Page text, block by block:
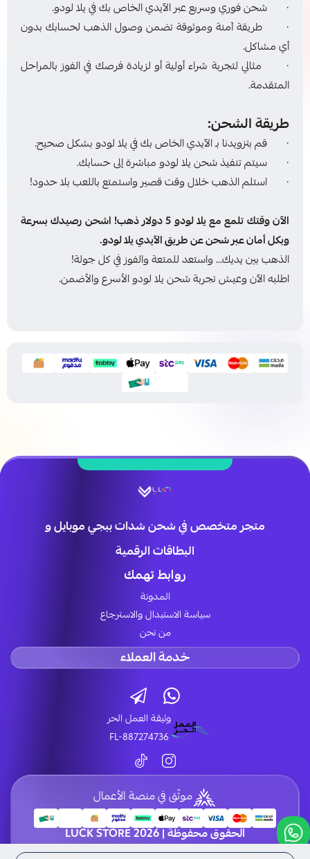
· شحن فوري وسريع عبر الآيدي الخاص بك في يلا لودو.
· طريقة آمنة وموثوقة تضمن وصول الذهب لحسابك بدون
أي مشاكل.
· مثالي لتجربة شراء أولية أو لزيادة فرصك في الفوز بالمراحل
المتقدمة.
طريقة الشحن:
· قم بتزويدنا بـ الآيدي الخاص بك في يلا لودو بشكل صحيح.
· سيتم تنفيذ شحن يلا لودو مباشرة إلى حسابك.
· استلم الذهب خلال وقت قصير واستمتع باللعب بلا حدود!
الآن وقتك تلمع مع يلا لودو 5 دولار ذهب! اشحن رصيدك بسرعة
وبكل أمان عبر شحن عن طريق الآيدي يلا لودو.
الذهب بين يديك… واستعد للمتعة والفوز في كل جولة!
اطلبه الآن وعيش تجربة شحن يلا لودو الأسرع والأضمن.
متجر متخصص في شحن شدات ببجي موبايل و
البطاقات الرقمية
روابط تهمك
المدونة
سياسة الاستبدال والاسترجاع
من نحن
خدمة العملاء
وثيقة العمل الحر
FL-887274736
موثّق في منصة الأعمال
الحقوق محفوظة | 2026 LUCK STORE